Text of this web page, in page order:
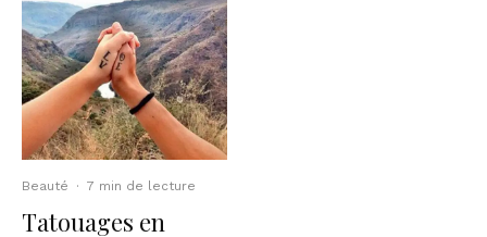
Beauté · 7 min de lecture
Tatouages en